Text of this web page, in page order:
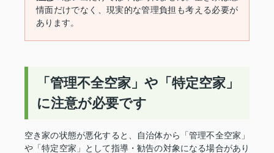
情面だけでなく、現実的な管理負担も考える必要が
あります。
「管理不全空家」や「特定空家」
に注意が必要です
空き家の状態が悪化すると、自治体から「管理不全空家」
や「特定空家」として指導・勧告の対象になる場合があり